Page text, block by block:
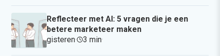
Reflecteer met AI: 5 vragen die je een
betere marketeer maken
gisteren· 3 min·